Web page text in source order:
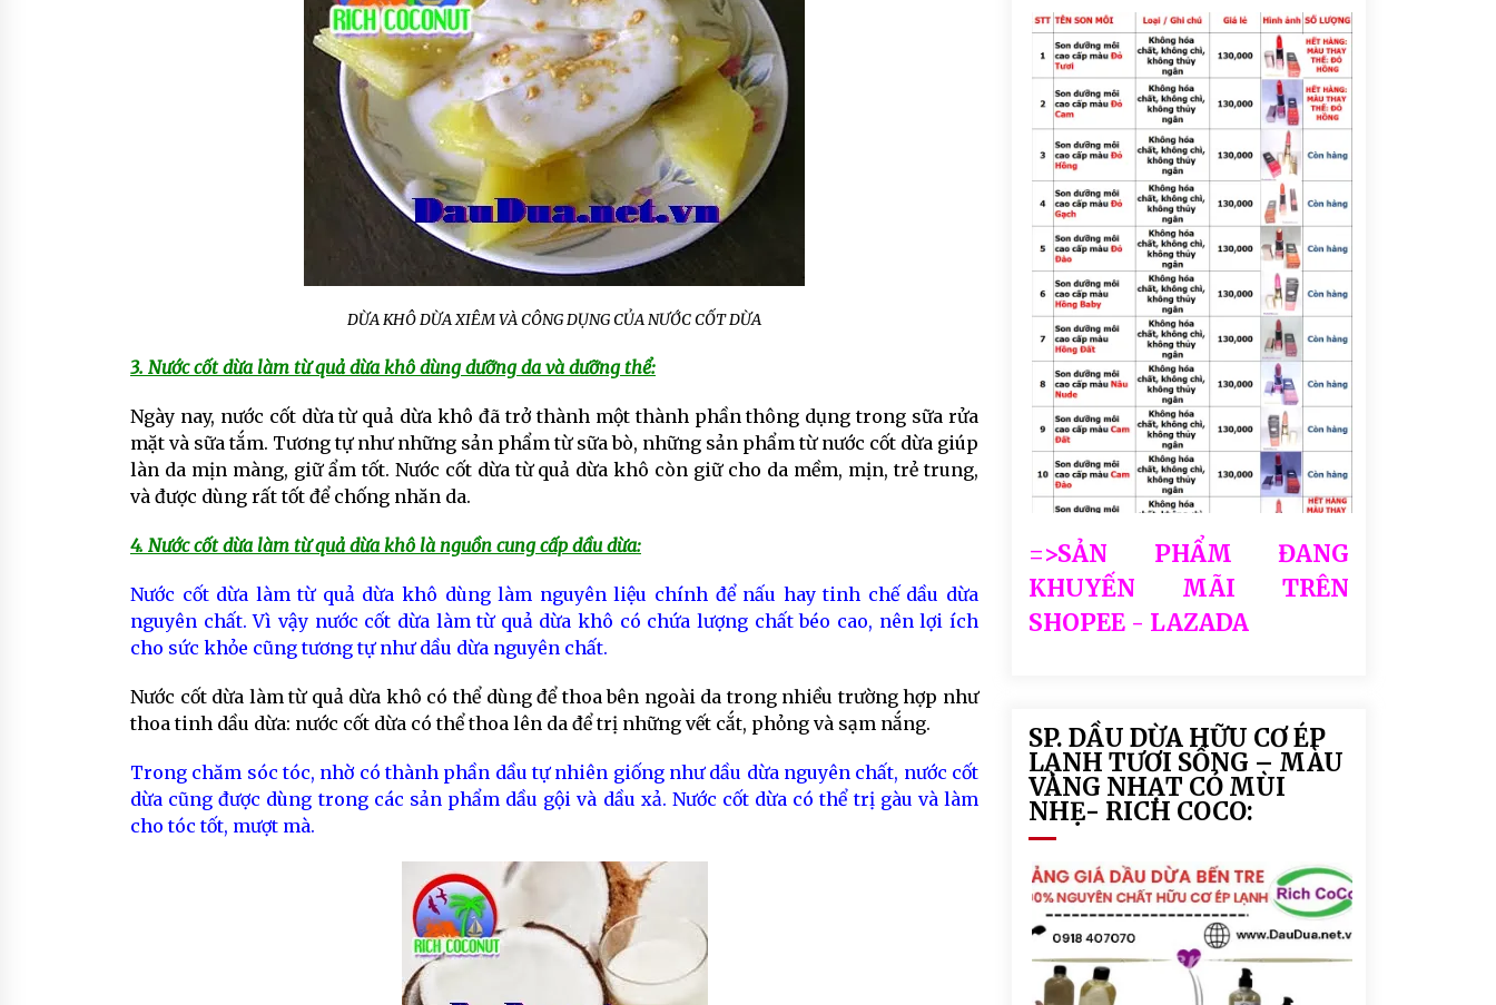
DỪA KHÔ DỪA XIÊM VÀ CÔNG DỤNG CỦA NƯỚC CỐT DỪA
3. Nước cốt dừa làm từ quả dừa khô dùng dưỡng da và dưỡng thể:
Ngày nay, nước cốt dừa từ quả dừa khô đã trở thành một thành phần thông dụng trong sữa rửa
mặt và sữa tắm. Tương tự như những sản phẩm từ sữa bò, những sản phẩm từ nước cốt dừa giúp
làn da mịn màng, giữ ẩm tốt. Nước cốt dừa từ quả dừa khô còn giữ cho da mềm, mịn, trẻ trung,
và được dùng rất tốt để chống nhăn da.
4. Nước cốt dừa làm từ quả dừa khô là nguồn cung cấp dầu dừa:
Nước cốt dừa làm từ quả dừa khô dùng làm nguyên liệu chính để nấu hay tinh chế dầu dừa
nguyên chất. Vì vậy nước cốt dừa làm từ quả dừa khô có chứa lượng chất béo cao, nên lợi ích
cho sức khỏe cũng tương tự như dầu dừa nguyên chất.
Nước cốt dừa làm từ quả dừa khô có thể dùng để thoa bên ngoài da trong nhiều trường hợp như
thoa tinh dầu dừa: nước cốt dừa có thể thoa lên da để trị những vết cắt, phỏng và sạm nắng.
Trong chăm sóc tóc, nhờ có thành phần dầu tự nhiên giống như dầu dừa nguyên chất, nước cốt
dừa cũng được dùng trong các sản phẩm dầu gội và dầu xả. Nước cốt dừa có thể trị gàu và làm
cho tóc tốt, mượt mà.
=>SẢN PHẨM ĐANG
KHUYẾN MÃI TRÊN
SHOPEE - LAZADA
SP. DẦU DỪA HỮU CƠ ÉP
LẠNH TƯƠI SỐNG – MÀU
VÀNG NHẠT CÓ MÙI
NHẸ- RICH COCO: